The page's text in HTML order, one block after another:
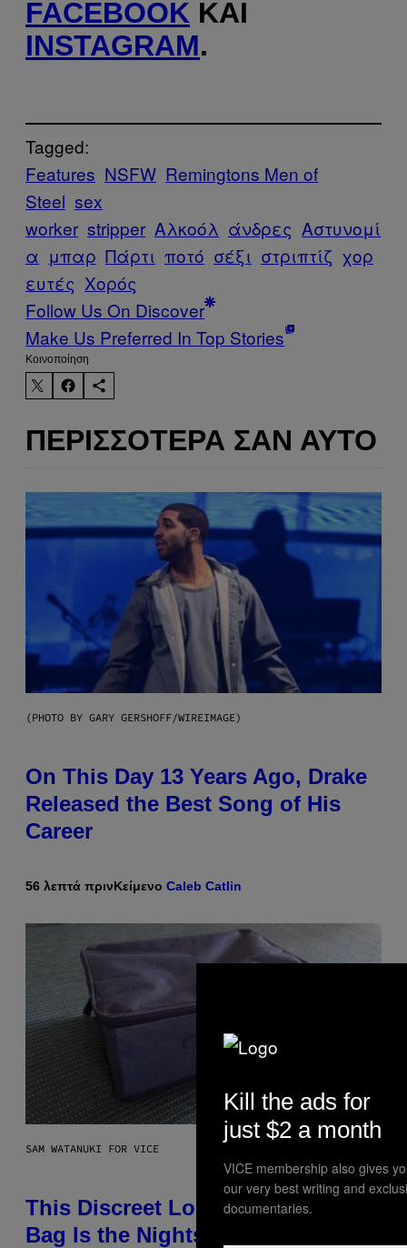
FACEBOOK ΚΑΙ
INSTAGRAM.
Tagged:
Features NSFW Remingtons Men of
Steel sex
worker stripper Αλκοόλ άνδρες Αστυνομί
α μπαρ Πάρτι ποτό σέξι στριπτίζ χορ
ευτές Χορός
Follow Us On Discover
Make Us Preferred In Top Stories
Kοινοποίηση
ΠΕΡΙΣΣΌΤΕΡΑ ΣΑΝ ΑΥΤΌ
(PHOTO BY GARY GERSHOFF/WIREIMAGE)
On This Day 13 Years Ago, Drake
Released the Best Song of His
Career
56 λεπτά πρινΚείμενο Caleb Catlin
SAM WATANUKI FOR VICE
This Discreet Lockable Sex Toy
Bag Is the Nightstand Upgrade
Kill the ads for
just $2 a month
VICE membership also gives
our very best writing and
documentaries.